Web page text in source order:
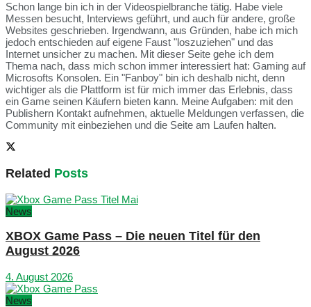
Schon lange bin ich in der Videospielbranche tätig. Habe viele
Messen besucht, Interviews geführt, und auch für andere, große
Websites geschrieben. Irgendwann, aus Gründen, habe ich mich
jedoch entschieden auf eigene Faust "loszuziehen" und das
Internet unsicher zu machen. Mit dieser Seite gehe ich dem
Thema nach, dass mich schon immer interessiert hat: Gaming auf
Microsofts Konsolen. Ein "Fanboy" bin ich deshalb nicht, denn
wichtiger als die Plattform ist für mich immer das Erlebnis, dass
ein Game seinen Käufern bieten kann. Meine Aufgaben: mit den
Publishern Kontakt aufnehmen, aktuelle Meldungen verfassen, die
Community mit einbeziehen und die Seite am Laufen halten.
Related Posts
News
XBOX Game Pass – Die neuen Titel für den
August 2026
4. August 2026
News